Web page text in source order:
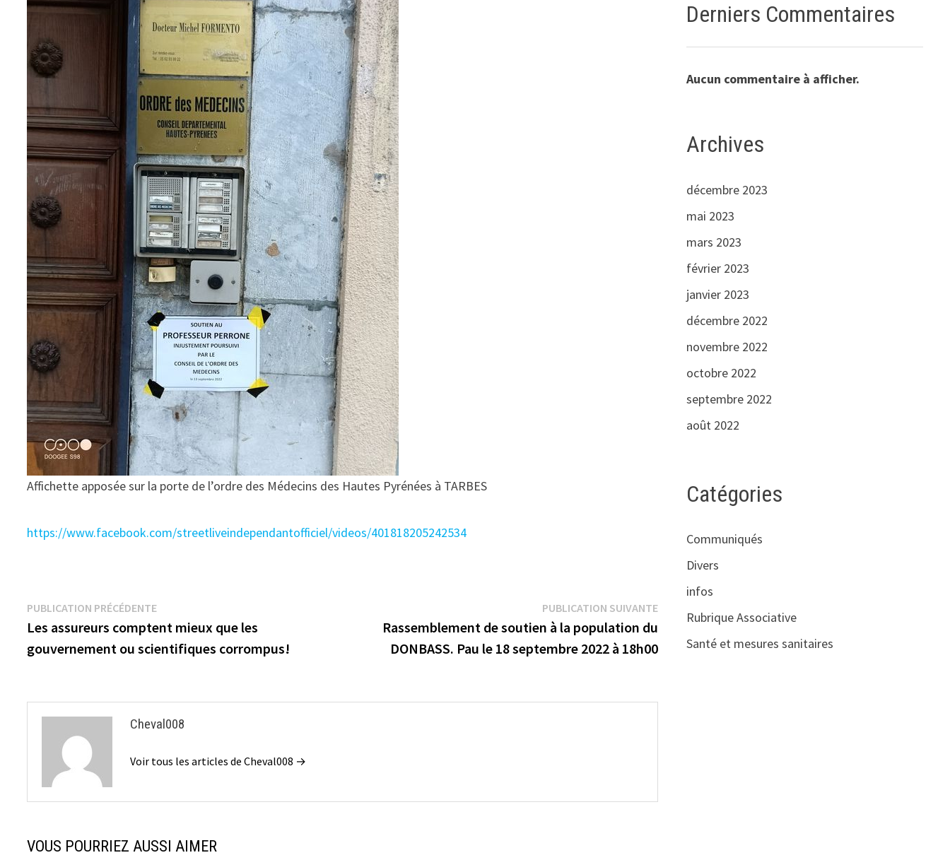
Affichette apposée sur la porte de l’ordre des Médecins des Hautes Pyrénées à TARBES
https://www.facebook.com/streetliveindependantofficiel/videos/401818205242534
Navigation
de
l’article
PUBLICATION PRÉCÉDENTEPublication
précédente :
Les assureurs comptent mieux que les
gouvernement ou scientifiques corrompus!
PUBLICATION SUIVANTEPublication
suivante :
Rassemblement de soutien à la population du
DONBASS. Pau le 18 septembre 2022 à 18h00
Cheval008
Voir tous les articles de Cheval008 →
VOUS POURRIEZ AUSSI AIMER
Derniers Commentaires
Aucun commentaire à afficher.
Archives
décembre 2023
mai 2023
mars 2023
février 2023
janvier 2023
décembre 2022
novembre 2022
octobre 2022
septembre 2022
août 2022
Catégories
Communiqués
Divers
infos
Rubrique Associative
Santé et mesures sanitaires